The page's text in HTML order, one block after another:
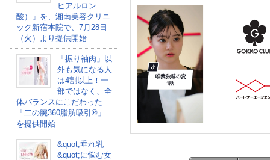
ヒアルロン
酸）」を、湘南美容クリニ
ック新宿本院で、7月28日
（火）より提供開始
「振り袖肉」以
外も気になる人
は4割以上！一
部ではなく、全
体バランスにこだわった
「二の腕360脂肪吸引®」
を提供開始
&quot;垂れ乳
&quot;に悩む女